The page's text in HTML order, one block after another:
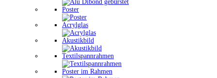
Poster
Acrylglas
Akustikbild
Textilspannrahmen
Poster im Rahmen